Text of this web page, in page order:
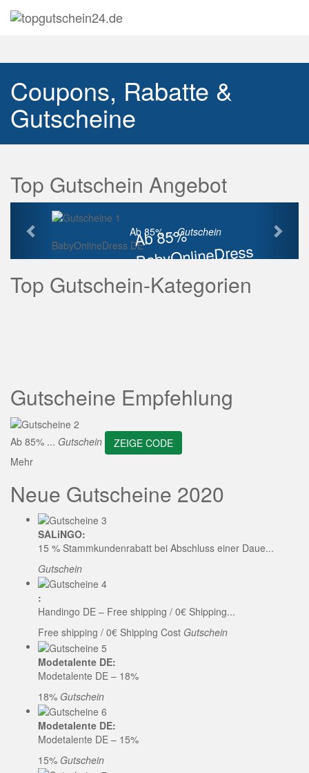
Coupons, Rabatte &
Gutscheine
Top Gutschein Angebot
Ab 85%
BabyOnlineDress
Rabatt
Ab 85% ...Gutschein
BabyOnlineDress DE
Vorherige
Top Gutschein-Kategorien
Gutscheine Empfehlung
Ab 85% ... Gutschein
ZEIGE CODE
Mehr
Neue Gutscheine 2020
SALiNGO:
15 % Stammkundenrabatt bei Abschluss einer Daue...
Gutschein
:
Handingo DE – Free shipping / 0€ Shipping...
Free shipping / 0€ Shipping Cost Gutschein
Modetalente DE:
Modetalente DE – 18%
18% Gutschein
Modetalente DE:
Modetalente DE – 15%
15% Gutschein